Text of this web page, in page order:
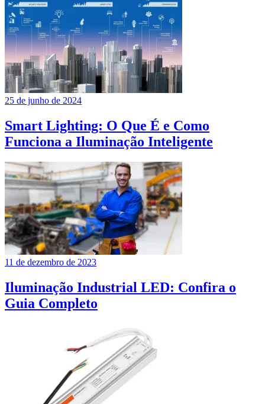
25 de junho de 2024
Smart Lighting: O Que É e Como
Funciona a Iluminação Inteligente
11 de dezembro de 2023
Iluminação Industrial LED: Confira o
Guia Completo